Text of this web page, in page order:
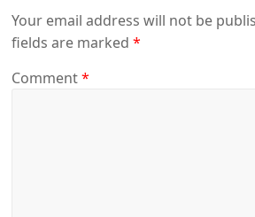
Your email address will not be
fields are marked*
Comment*